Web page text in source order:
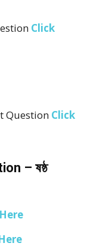
Click
Question Click
– ষষ্ঠ